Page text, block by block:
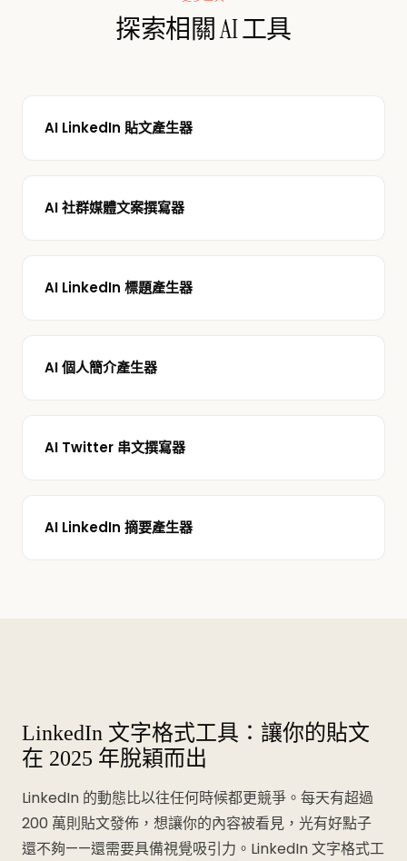
探索相關 AI 工具
AI LinkedIn 貼文產生器
AI 社群媒體文案撰寫器
AI LinkedIn 標題產生器
AI 個人簡介產生器
AI Twitter 串文撰寫器
AI LinkedIn 摘要產生器
LinkedIn 文字格式工具：讓你的貼文
在 2025 年脫穎而出
LinkedIn 的動態比以往任何時候都更競爭。每天有超過
200 萬則貼文發佈，想讓你的內容被看見，光有好點子
還不夠——還需要具備視覺吸引力。LinkedIn 文字格式工